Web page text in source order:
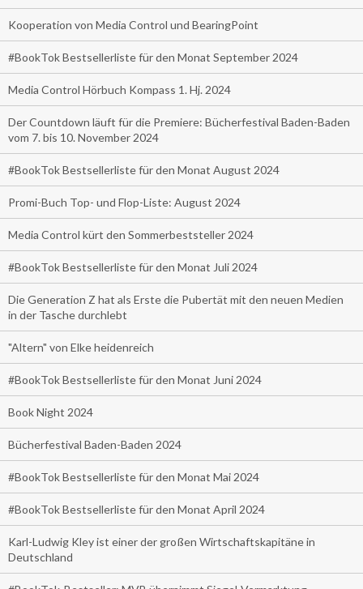
Kooperation von Media Control und BearingPoint
#BookTok Bestsellerliste für den Monat September 2024
Media Control Hörbuch Kompass 1. Hj. 2024
Der Countdown läuft für die Premiere: Bücherfestival Baden-Baden
vom 7. bis 10. November 2024
#BookTok Bestsellerliste für den Monat August 2024
Promi-Buch Top- und Flop-Liste: August 2024
Media Control kürt den Sommerbeststeller 2024
#BookTok Bestsellerliste für den Monat Juli 2024
Die Generation Z hat als Erste die Pubertät mit den neuen Medien
in der Tasche durchlebt
"Altern" von Elke heidenreich
#BookTok Bestsellerliste für den Monat Juni 2024
Book Night 2024
Bücherfestival Baden-Baden 2024
#BookTok Bestsellerliste für den Monat Mai 2024
#BookTok Bestsellerliste für den Monat April 2024
Karl-Ludwig Kley ist einer der großen Wirtschaftskapitäne in
Deutschland